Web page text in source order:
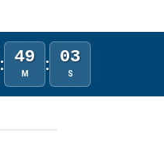
: 49
M : 03
S